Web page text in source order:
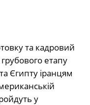
та кадровий
етапу
Єгипту іранцям
у